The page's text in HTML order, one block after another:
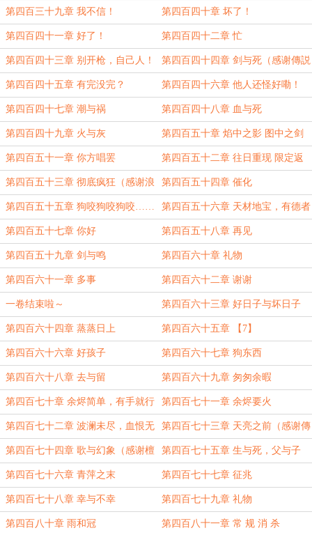
第四百三十九章 我不信！ 第四百四十章 坏了！
第四百四十一章 好了！ 第四百四十二章 忙
第四百四十三章 别开枪，自己人！ 第四百四十四章 剑与死（感谢傳説
中嘚橘喵的白银盟
第四百四十五章 有完没完？ 第四百四十六章 他人还怪好嘞！
（为傳説中嘚橘喵的白银盟加更
第四百四十七章 潮与祸 第四百四十八章 血与死
第四百四十九章 火与灰 第四百五十章 焰中之影 图中之剑
第四百五十一章 你方唱罢 第四百五十二章 往日重现 限定返
场
第四百五十三章 彻底疯狂（感谢浪
翻青云的盟主
第四百五十四章 催化
第四百五十五章 狗咬狗咬狗咬……
狗？
第四百五十六章 天材地宝，有德者
居之
第四百五十七章 你好 第四百五十八章 再见
第四百五十九章 剑与鸣 第四百六十章 礼物
第四百六十一章 多事 第四百六十二章 谢谢
一卷结束啦～ 第四百六十三章 好日子与坏日子
第四百六十四章 蒸蒸日上 第四百六十五章 【7】
第四百六十六章 好孩子 第四百六十七章 狗东西
第四百六十八章 去与留 第四百六十九章 匆匆余暇
第四百七十章 余烬简单，有手就行 第四百七十一章 余烬要火
第四百七十二章 波澜未尽，血恨无
休
第四百七十三章 天亮之前（感谢傳
説中嘚橘喵的白银盟
第四百七十四章 歌与幻象（感谢檀
妄的盟主
第四百七十五章 生与死，父与子
（为傳説中嘚橘喵的白银盟加更
第四百七十六章 青萍之末 第四百七十七章 征兆
第四百七十八章 幸与不幸 第四百七十九章 礼物
第四百八十章 雨和冠 第四百八十一章 常 规 消 杀